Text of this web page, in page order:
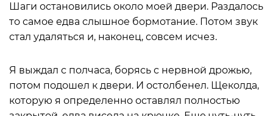
Шаги остановились около моей двери. Раздалось
то самое едва слышное бормотание. Потом звук
стал удаляться и, наконец, совсем исчез.
Я выждал с полчаса, борясь с нервной дрожью,
потом подошел к двери. И остолбенел. Щеколда,
которую я определенно оставлял полностью